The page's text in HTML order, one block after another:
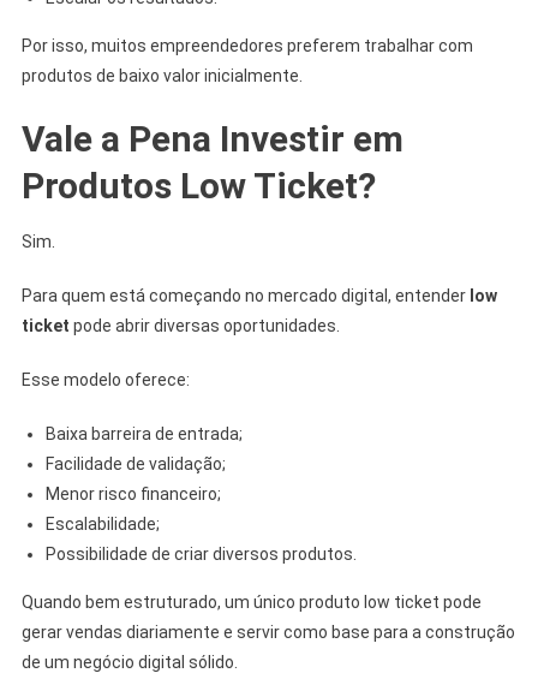
Por isso, muitos empreendedores preferem trabalhar com
produtos de baixo valor inicialmente.
Vale a Pena Investir em
Produtos Low Ticket?
Sim.
Para quem está começando no mercado digital, entender low
ticket pode abrir diversas oportunidades.
Esse modelo oferece:
Baixa barreira de entrada;
Facilidade de validação;
Menor risco financeiro;
Escalabilidade;
Possibilidade de criar diversos produtos.
Quando bem estruturado, um único produto low ticket pode
gerar vendas diariamente e servir como base para a construção
de um negócio digital sólido.